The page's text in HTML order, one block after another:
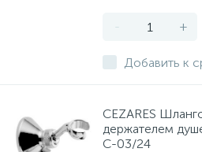
- +
Добавить к
CEZARES
держателем
C-03/24